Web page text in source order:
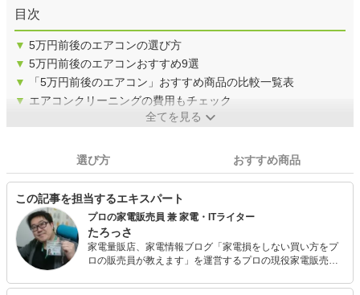
目次
▼ 5万円前後のエアコンの選び方
▼ 5万円前後のエアコンおすすめ9選
▼
「5万円前後のエアコン」おすすめ商品の比較一覧表
▼ エアコンクリーニングの費用もチェック
全てを見る
選び方 おすすめ商品
この記事を担当するエキスパート
プロの家電販売員 兼 家電・ITライター
たろっさ
家電量販店、家電情報ブログ「家電損をしない買い方をプ
ロの販売員が教えます」を運営するプロの現役家電販売
ルバイトを経てそのまま家電量販店の道へと進んで15年